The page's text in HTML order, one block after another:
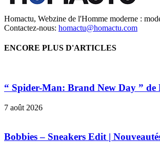
Homactu, Webzine de l'Homme moderne :
Contactez-nous: homactu@homactu.com
ENCORE PLUS D'ARTICLES
“ Spider-Man: Brand New Day ” de
7 août 2026
Bobbies – Sneakers Edit |